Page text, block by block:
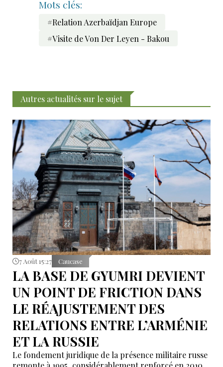
Mots clés:
#Relation Azerbaïdjan Europe
#Visite de Von Der Leyen - Bakou
Autres actualités sur le sujet
7 Août 15:27 Caucase
LA BASE DE GYUMRI DEVIENT
UN POINT DE FRICTION DANS
LE RÉAJUSTEMENT DES
RELATIONS ENTRE L’ARMÉNIE
ET LA RUSSIE
Le fondement juridique de la présence militaire russe